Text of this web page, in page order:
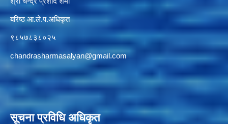
बरिष्ठ आ.ले.प.अधिकृत
९८५७८३८०२५
chandrasharmasalyan@gmail.com
सूचना प्रविधि अधिकृत